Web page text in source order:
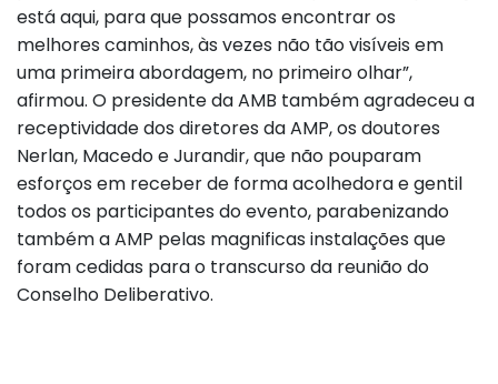
está aqui, para que possamos encontrar os
melhores caminhos, às vezes não tão visíveis em
uma primeira abordagem, no primeiro olhar”,
afirmou. O presidente da AMB também agradeceu a
receptividade dos diretores da AMP, os doutores
Nerlan, Macedo e Jurandir, que não pouparam
esforços em receber de forma acolhedora e gentil
todos os participantes do evento, parabenizando
também a AMP pelas magnificas instalações que
foram cedidas para o transcurso da reunião do
Conselho Deliberativo.